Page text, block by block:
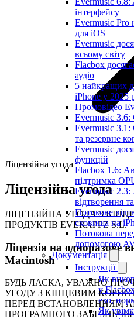
інтерфейсу
Evermusic Pro
для iOS
Evermusic
всьому світу
Flacbox
аудіо
5 найкращих
iPhone у 2025
Промовідео
Evermusic 3.6:
Evermusic 3.1:
та резервне
Evermusic
функцій
Flacbox 1.6:
підтримка
Evermusic 2.3:
відтворення
Потокове
сховища на
Потокова
допомогою
Документація
Інструкції
Як
у
ехо,
Як
Ліцензійна угода
Ліцензійна угода
ЛІЦЕНЗІЙНА УГОДА З
ПРОДУКТІВ EVERAPPZ S.L.
Ліцензія на одноразове
Macintosh
БУДЬ ЛАСКА, УВАЖНО
УГОДУ З КІНЦЕВИМ
ПЕРЕД ВСТАНОВЛЕННЯМ
ПРОГРАМНОГО